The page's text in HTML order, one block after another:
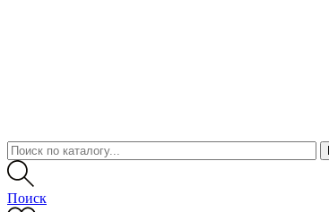
Поиск